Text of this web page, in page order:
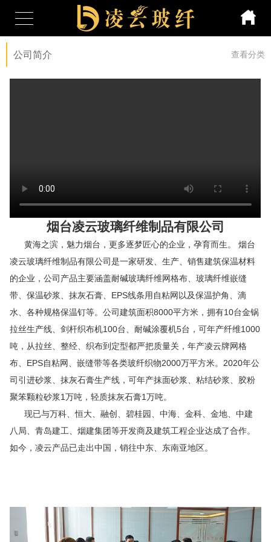
公司简介 查看分类
烟台凌云玻璃纤维制品有限公司
黄海之滨，魅力烟台，更多逐梦匠心的企业，孕育而生。 烟台
凌云玻璃纤维制品有限公司是一家研发、生产、销售建筑保温材料
的企业，公司产品主要涵盖耐碱玻璃纤维网格布、玻璃纤维嵌缝
带、保温砂浆、抹灰石膏、EPS线条用自粘网以及保温护角、滴
水、各种规格保温钉等。公司建筑面积8000平方米，拥有10台金锅
拉丝生产线、剑杆织布机100台、耐碱涂覆机5台，可年产纤维1000
吨，从拉丝、整经、织布到定型都严把质量关，年产凌云牌网格
布、EPS自粘网、嵌缝带等各类玻纤织物2000万平方米。2020年公
司引进砂浆、抹灰石膏生产线，可年产抹面砂浆、粘结砂浆、胶粉
聚笨颗粒砂浆1万吨，轻质抹灰石膏1万吨。
现已与万科、恒大、融创、碧桂园、中海、金科、金地、中建
八局、青岛建工、烟建集团等开发商及建筑工程企业达成了合作。
如今，凌云产品已走出中国，销往中东、东南亚地区。